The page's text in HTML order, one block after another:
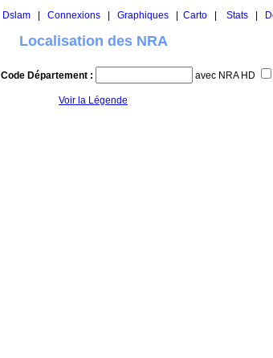
Dslam Connexions Graphiques Carto Stats
Localisation des NRA
Code Département : avec NRA HD
Voir la Légende